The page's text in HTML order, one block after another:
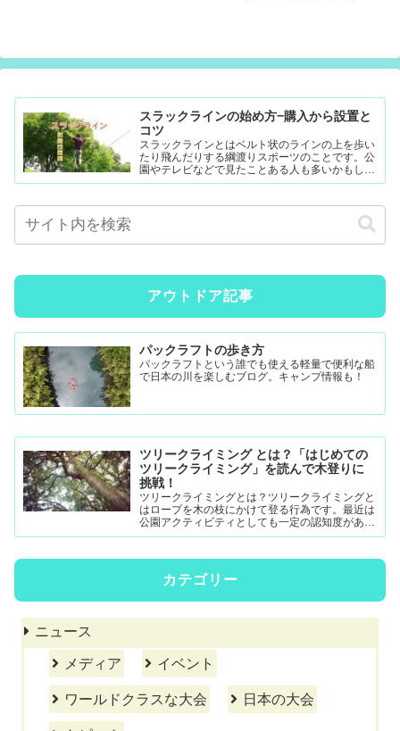
スラックラインの始め方−購入から設置と
コツ
スラックラインとはベルト状のラインの上を歩い
たり飛んだりする綱渡りスポーツのことです。公
園やテレビなどで見たことある人も多いかもしれ
ません。難易度調整が簡単なので幼児から大人ま
アウトドア記事
パックラフトの歩き方
パックラフトという誰でも使える軽量で便利な船
で日本の川を楽しむブログ。キャンプ情報も！
ツリークライミング とは？「はじめての
ツリークライミング」を読んで木登りに
挑戦！
ツリークライミングとは？ツリークライミングと
はロープを木の枝にかけて登る行為です。最近は
公園アクティビティとしても一定の認知度がある
模様。DRTダブルドロープテクニック(MRS-ム...
カテゴリー
ニュース
メディア イベント
ワールドクラスな大会 日本の大会